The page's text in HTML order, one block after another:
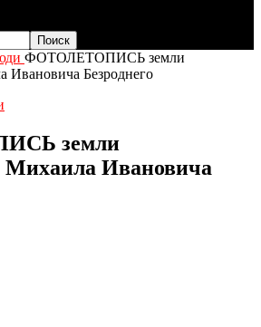
ФОТОЛЕТОПИСЬ земли
Ивановича Безроднего
земли
Ивановича